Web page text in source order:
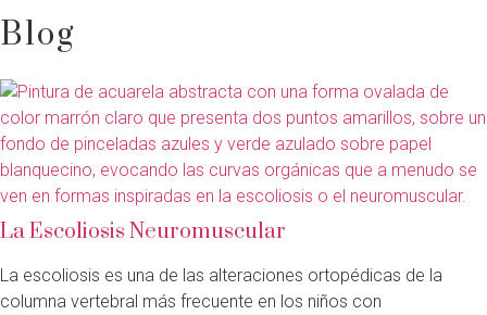
Blog
La Escoliosis Neuromuscular
La escoliosis es una de las alteraciones ortopédicas de la
columna vertebral más frecuente en los niños con